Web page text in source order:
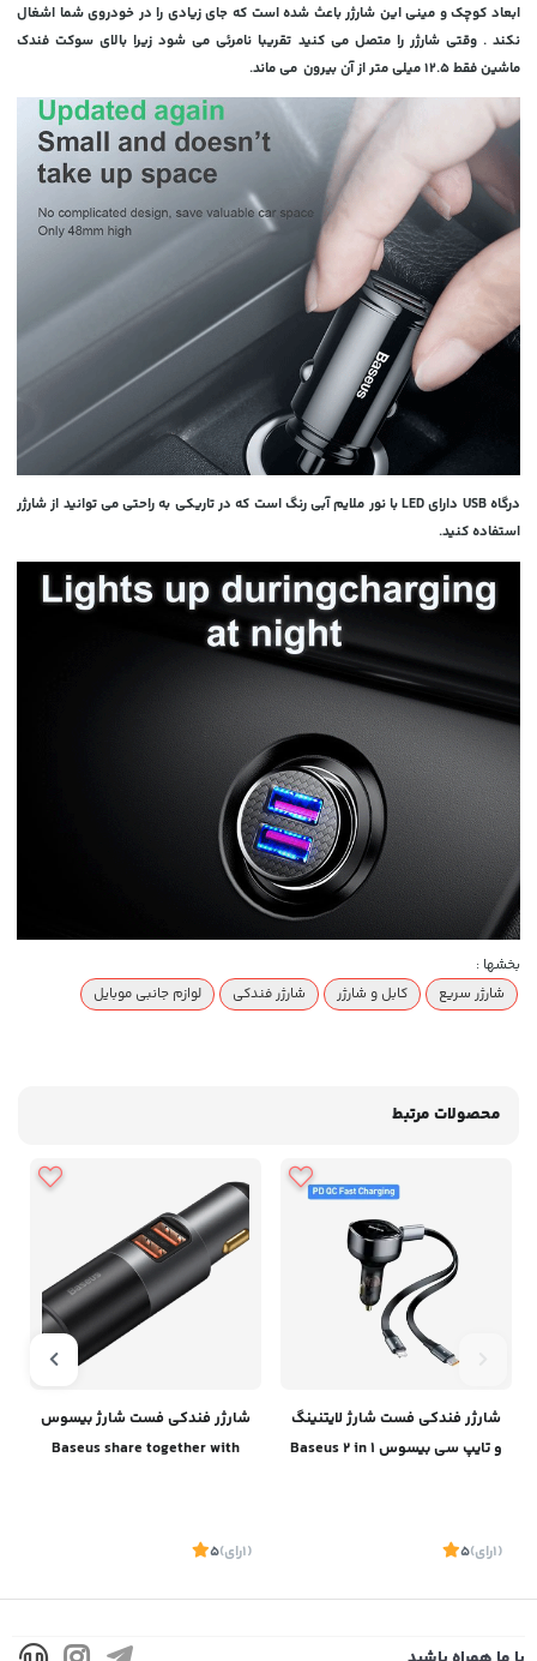
ابعاد کوچک و مینی این شارژر باعث شده است که جای زیادی را در خودروی شما اشغال
نکند . وقتی شارژر را متصل می کنید تقریبا نامرئی می شود زیرا بالای سوکت فندک
ماشین فقط 12.5 میلی متر از آن بیرون می ماند.
درگاه USB دارای LED با نور ملایم آبی رنگ است که در تاریکی به راحتی می توانید از شارژر
استفاده کنید.
بخشها :
شارژر سریع
کابل و شارژر شارژر فندکی لوازم جانبی موبایل
محصولات مرتبط
شارژر فندکی فست شارژ لایتنینگ
و تایپ سی بیسوس Baseus 2 in 1
(1 رای)
5
شارژر فندکی فست شارژ بیسوس
Baseus share together with
(1 رای)
5